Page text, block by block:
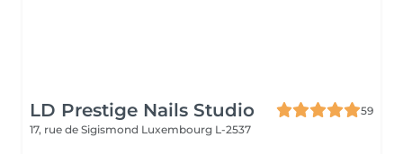
LD Prestige Nails Studio
59
17, rue de Sigismond Luxembourg L-2537